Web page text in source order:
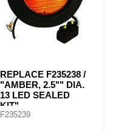
REPLACE F235238 /
"AMBER, 2.5"" DIA.
13 LED SEALED
KIT"
F235239